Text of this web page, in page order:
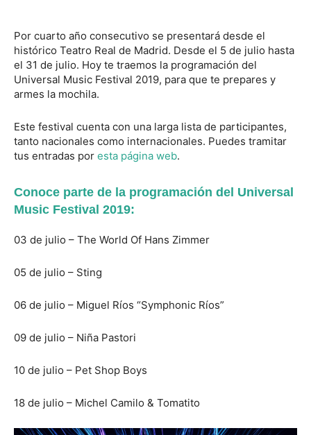
Por cuarto año consecutivo se presentará desde el
histórico Teatro Real de Madrid. Desde el 5 de julio hasta
el 31 de julio. Hoy te traemos la programación del
Universal Music Festival 2019, para que te prepares y
armes la mochila.
Este festival cuenta con una larga lista de participantes,
tanto nacionales como internacionales. Puedes tramitar
tus entradas por esta página web.
Conoce parte de la programación del Universal
Music Festival 2019:
03 de julio – The World Of Hans Zimmer
05 de julio – Sting
06 de julio – Miguel Ríos “Symphonic Ríos”
09 de julio – Niña Pastori
10 de julio – Pet Shop Boys
18 de julio – Michel Camilo & Tomatito